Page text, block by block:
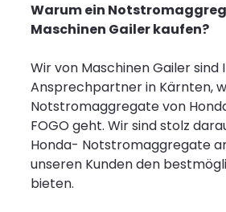
Warum ein
Maschinen Gailer kaufen?
Wir von Maschinen Gailer sind
Ansprechpartner in Kärnten,
Notstromaggregate von
FOGO geht. Wir sind stolz
Honda- Notstromaggregate
unseren Kunden den
bieten.